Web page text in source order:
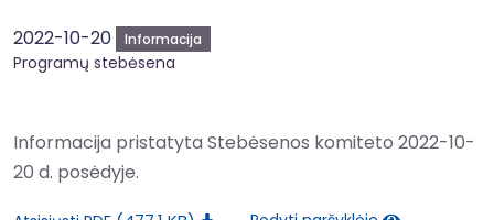
2022-10-20 Informacija
Programų stebėsena
Informacija pristatyta Stebėsenos komiteto 2022-10-
20 d. posėdyje.